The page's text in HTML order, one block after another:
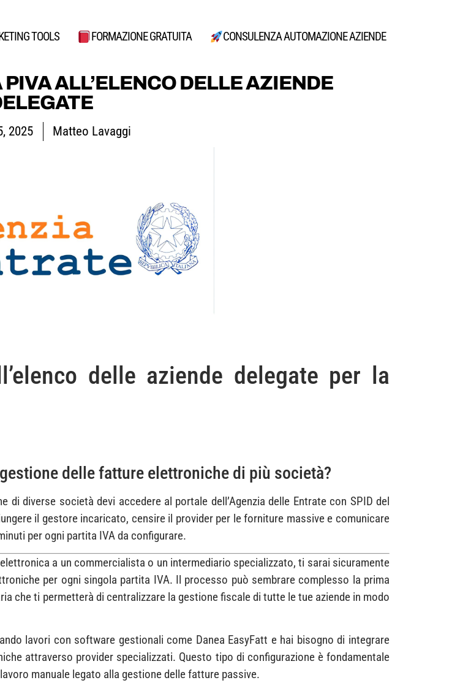
TOOLS FORMAZIONE GRATUITA CONSULENZA AUTOMAZIONE AZIENDE
ALL’ELENCO DELLE AZIENDE
2025 Matteo Lavaggi
delle aziende delegate per la
delle fatture elettroniche di più società?
diverse società devi accedere al portale dell’Agenzia delle Entrate con SPID del
il gestore incaricato, censire il provider per le forniture massive e comunicare
per ogni partita IVA da configurare.
a un commercialista o un intermediario specializzato, ti sarai sicuramente
per ogni singola partita IVA. Il processo può sembrare complesso la prima
che ti permetterà di centralizzare la gestione fiscale di tutte le tue aziende in modo
lavori con software gestionali come Danea EasyFatt e hai bisogno di integrare
attraverso provider specializzati. Questo tipo di configurazione è fondamentale
manuale legato alla gestione delle fatture passive.